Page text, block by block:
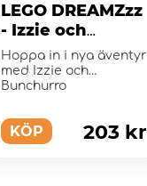
LEGO DREAMZzz
- Izzie och
spelkaninen
Bunchurro
Hoppa in i nya äventyr
med Izzie och
Bunchurro
KÖP 203 kr